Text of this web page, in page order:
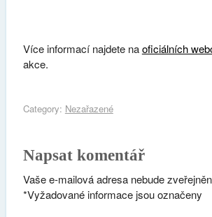
Více informací najdete naoficiálních
akce.
Category: Nezařazené
Napsat komentář
Vaše e-mailová adresa nebude
Vyžadované informace jsou označeny
*